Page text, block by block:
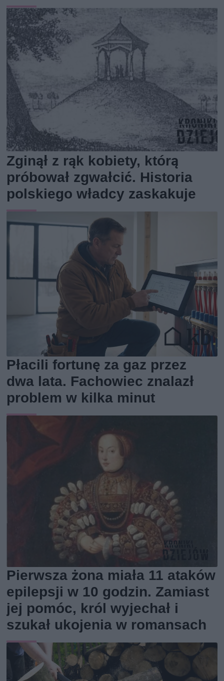
Zginął z rąk kobiety, którą
próbował zgwałcić. Historia
polskiego władcy zaskakuje
Płacili fortunę za gaz przez
dwa lata. Fachowiec znalazł
problem w kilka minut
Pierwsza żona miała 11 ataków
epilepsji w 10 godzin. Zamiast
jej pomóc, król wyjechał i
szukał ukojenia w romansach